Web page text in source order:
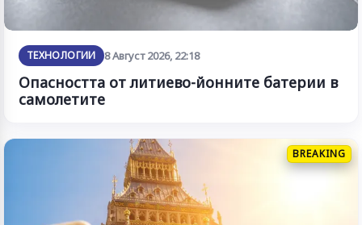
ТЕХНОЛОГИИ 8 Август 2026, 22:18
Опасността от литиево-йонните батерии в
самолетите
BREAKING